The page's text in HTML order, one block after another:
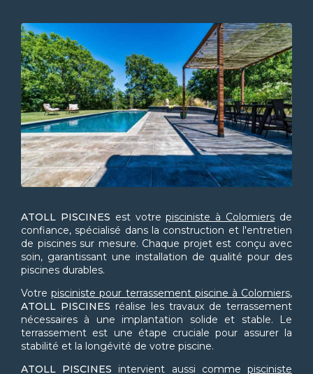
ATOLL PISCINES est votrepisciniste à Colomiers de
confiance, spécialisé dans la construction et l'entretien
de piscines sur mesure. Chaque projet est conçu avec
soin, garantissant une installation de qualité pour des
piscines durables.
Votrepisciniste pour terrassement piscine à Colomiers,
ATOLL PISCINES réalise les travaux de terrassement
nécessaires à une implantation solide et stable. Le
terrassement est une étape cruciale pour assurer la
stabilité et la longévité de votre piscine.
ATOLL PISCINES intervient aussi commepisciniste